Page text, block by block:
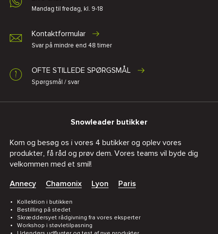
Mandag til fredag, kl. 9-18
Kontaktformular
Svar på mindre end 48 timer
OFTE STILLEDE SPØRGSMÅL
Spørgsmål / svar
Snowleader butikker
Kom og besøg os i vores 4 butikker og oplev vores
produkter, få råd og prøv dem. Vores teams vil byde dig
velkommen med et smil!
Annecy Chamonix Lyon Paris
Kollektion i butikken
Bestilling på stedet
Skræddersyet rådgivning fra vores eksperter
Workshop i støvletilpasning